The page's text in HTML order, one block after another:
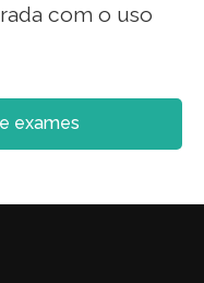
com o uso
exames